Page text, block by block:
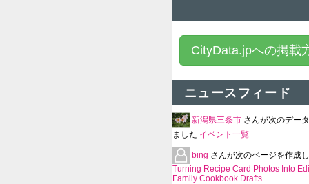
CityData.jpへの掲載
ニュースフィード
新潟県三条市 さんが次のデー
ました イベント一覧
bing さんが次のページを作成
Turning Recipe Card Photos Into
Family Cookbook Drafts